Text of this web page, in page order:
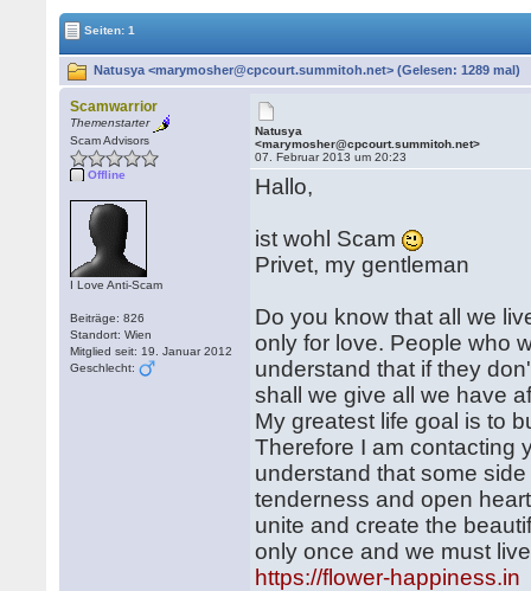
Seiten: 1
Natusya <marymosher@cpcourt.summitoh.net> (Gelesen: 1289 mal)
Scamwarrior
Themenstarter
Scam Advisors
Offline
I Love Anti-Scam
Beiträge: 826
Standort: Wien
Mitglied seit: 19. Januar 2012
Geschlecht:
Natusya
<marymosher@cpcourt.summitoh.net>
07. Februar 2013 um 20:23
Hallo,
ist wohl Scam
Privet, my gentleman
Do you know that all we
only for love. People who
understand that if they
shall we give all we have
My greatest life goal is to
Therefore I am contacting
understand that some
tenderness and open
unite and create the
only once and we must
https://flower-happiness.in